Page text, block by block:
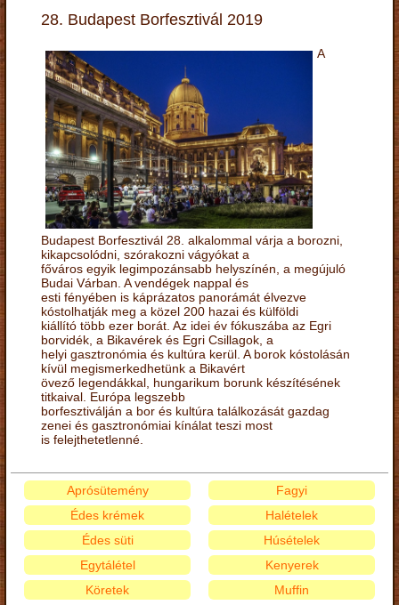
28. Budapest Borfesztivál 2019
A
Budapest Borfesztivál 28. alkalommal várja a borozni,
kikapcsolódni, szórakozni vágyókat a
főváros egyik legimpozánsabb helyszínén, a megújuló
Budai Várban. A vendégek nappal és
esti fényében is káprázatos panorámát élvezve
kóstolhatják meg a közel 200 hazai és külföldi
kiállító több ezer borát. Az idei év fókuszába az Egri
borvidék, a Bikavérek és Egri Csillagok, a
helyi gasztronómia és kultúra kerül. A borok kóstolásán
kívül megismerkedhetünk a Bikavért
övező legendákkal, hungarikum borunk készítésének
titkaival. Európa legszebb
borfesztiválján a bor és kultúra találkozását gazdag
zenei és gasztronómiai kínálat teszi most
is felejthetetlenné.
Aprósütemény
Édes krémek
Édes süti
Egytálétel
Fagyi
Halételek
Húsételek
Kenyerek
Köretek
Muffin